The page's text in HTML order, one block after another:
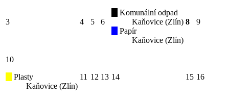
3 4 5 6
Komunální odpad
Kaňovice (Zlín)
Papír
Kaňovice (Zlín)
8 9
10
Plasty
Kaňovice (Zlín)
11 12 13 14 15 16